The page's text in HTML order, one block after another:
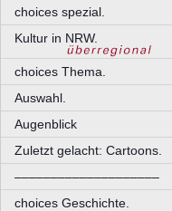
choices spezial.
Kultur in NRW.
choices Thema.
Auswahl.
Augenblick
Zuletzt gelacht: Cartoons.
––––––––––––––––––––
choices Geschichte.